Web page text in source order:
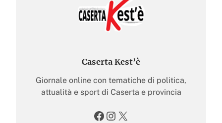
Caserta Kest’è
Giornale online con tematiche di politica,
attualità e sport di Caserta e provincia
Facebook Instagram X